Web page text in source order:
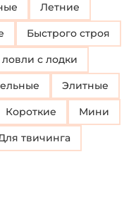
Летние
Быстрого строя
ловли с лодки
Элитные
Короткие Мини
для твичинга